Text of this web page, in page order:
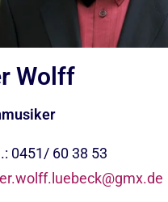
Wolff
0451/ 60 38 53